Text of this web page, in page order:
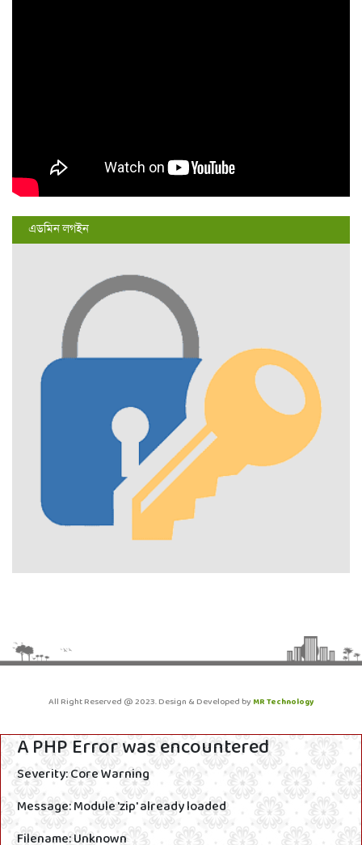
এডমিন লগইন
All Right Reserved @ 2023. Design & Developed by MR Technology
A PHP Error was encountered
Severity: Core Warning
Message: Module 'zip' already loaded
Filename: Unknown